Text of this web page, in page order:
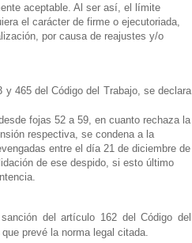
aceptable. Al ser así, el límite
el carácter de firme o ejecutoriada,
por causa de reajustes y/o
465 del Código del Trabajo, se declara
fojas 52 a 59, en cuanto rechaza la
respectiva, se condena a la
entre el día 21 de diciembre de
de ese despido, si esto último
del artículo 162 del Código del
prevé la norma legal citada.